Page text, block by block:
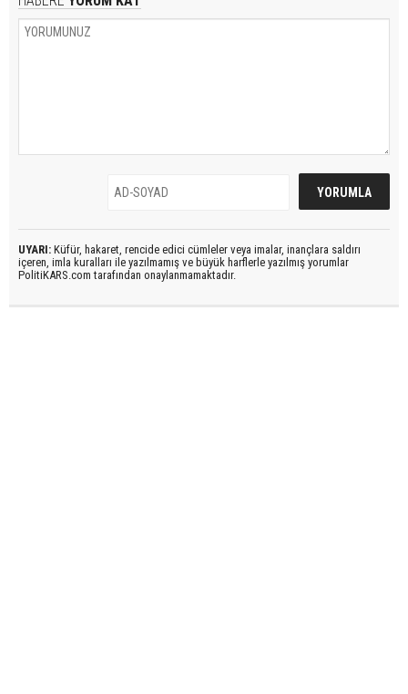
UYARI: Küfür, hakaret, rencide edici cümleler veya imalar, inançlara saldırı
içeren, imla kuralları ile yazılmamış ve büyük harflerle yazılmış yorumlar
PolitiKARS.com tarafından onaylanmamaktadır.